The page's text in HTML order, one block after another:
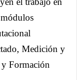
Medición y
Formación